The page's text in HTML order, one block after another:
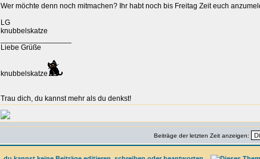
Wer möchte denn noch mitmachen? Ihr habt noch bis Freitag Zeit euch
LG
knubbelskatze
Liebe Grüße
knubbelskatze
Trau dich, du kannst mehr als du denkst!
Beiträge der letzten Zeit anzeigen: